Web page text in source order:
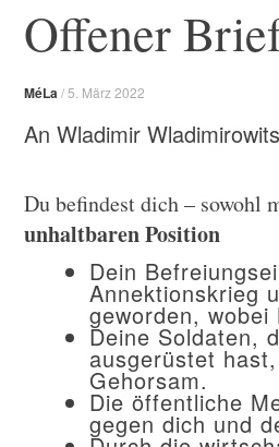
Offener
MéLa/ 5. März 2022
An Wladimir
Du befindest dich – sowohl
unhaltbaren Position
Dein
Annektionskrieg
geworden,
Deine Soldaten,
ausgerüstet
Gehorsam.
Die öffentliche
gegen dich und